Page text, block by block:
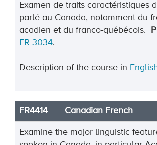
Examen de traits caractéristiques
parlé au Canada, notamment du
acadien et du franco-québécois.
FR 3034.
Description of the course in
FR4414 Canadian French
Examine the major linguistic